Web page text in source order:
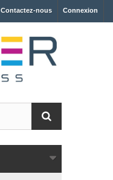
Connexion
Contactez-nous